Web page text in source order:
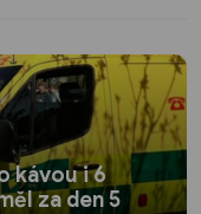
kávou i 6
za den 5